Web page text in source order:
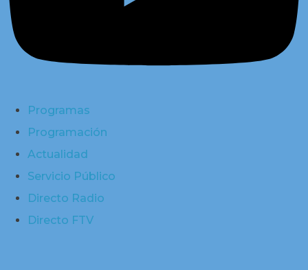
Programas
Programación
Actualidad
Servicio Público
Directo Radio
Directo FTV